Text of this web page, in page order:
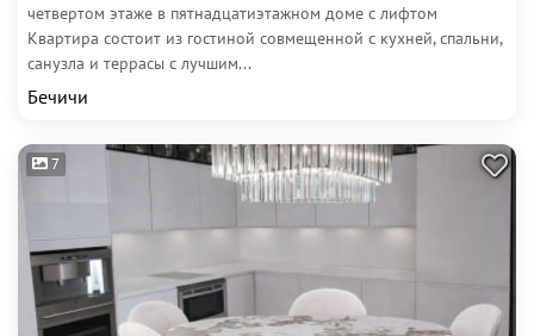
четвертом этаже в пятнадцатиэтажном доме с лифтом
Квартира состоит из гостиной совмещенной с кухней, спальни,
санузла и террасы с лучшим...
Бечичи
7